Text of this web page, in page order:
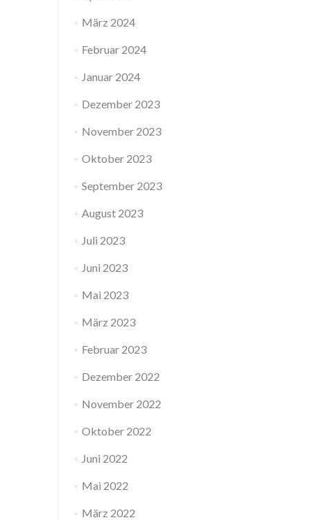
März 2024
Februar 2024
Januar 2024
Dezember 2023
November 2023
Oktober 2023
September 2023
August 2023
Juli 2023
Juni 2023
Mai 2023
März 2023
Februar 2023
Dezember 2022
November 2022
Oktober 2022
Juni 2022
Mai 2022
März 2022